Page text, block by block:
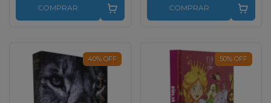
COMPRAR COMPRAR
40% OFF 50% OFF